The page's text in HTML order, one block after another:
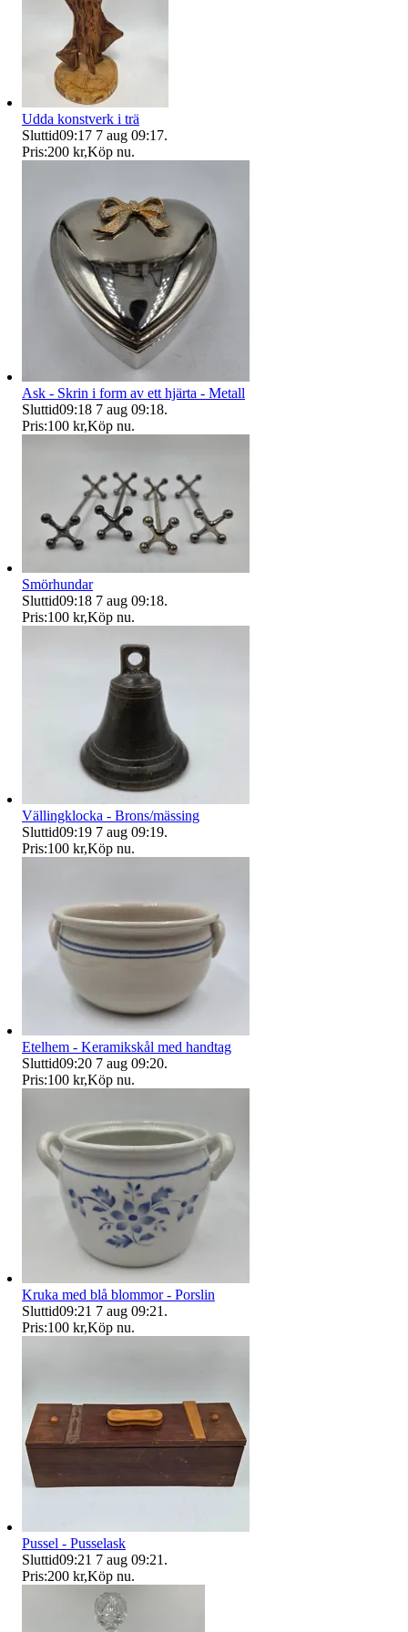
Udda konstverk i trä
Sluttid09:17 7 aug 09:17.
Pris:200 kr,Köp nu.
Ask - Skrin i form av ett hjärta - Metall
Sluttid09:18 7 aug 09:18.
Pris:100 kr,Köp nu.
Smörhundar
Sluttid09:18 7 aug 09:18.
Pris:100 kr,Köp nu.
Vällingklocka - Brons/mässing
Sluttid09:19 7 aug 09:19.
Pris:100 kr,Köp nu.
Etelhem - Keramikskål med handtag
Sluttid09:20 7 aug 09:20.
Pris:100 kr,Köp nu.
Kruka med blå blommor - Porslin
Sluttid09:21 7 aug 09:21 .
Pris:100 kr,Köp nu.
Pussel - Pusselask
Sluttid09:21 7 aug 09:21 .
Pris:200 kr,Köp nu.